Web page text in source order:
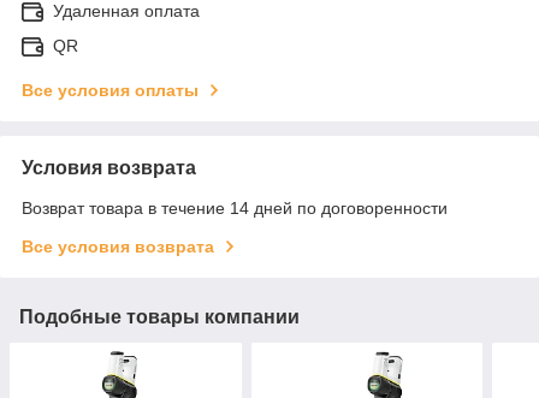
Удаленная оплата
QR
Все условия оплаты
Условия возврата
Возврат товара в течение 14 дней по договоренности
Все условия возврата
Подобные товары компании